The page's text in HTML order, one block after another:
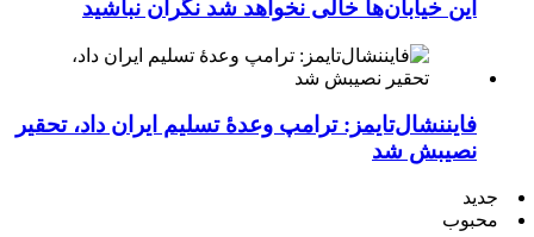
این خیابان‌ها خالی نخواهد شد نگران نباشید
فایننشال‌تایمز: ترامپ وعدۀ تسلیم ایران داد، تحقیر
نصیبش شد
جدید
محبوب